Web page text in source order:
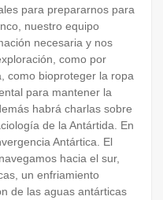
para prepararnos para
nuestro equipo
necesaria y nos
como por
como bioproteger la ropa
para mantener la
habrá charlas sobre
de la Antártida. En
Antártica. El
hacia el sur,
un enfriamiento
de las aguas antárticas